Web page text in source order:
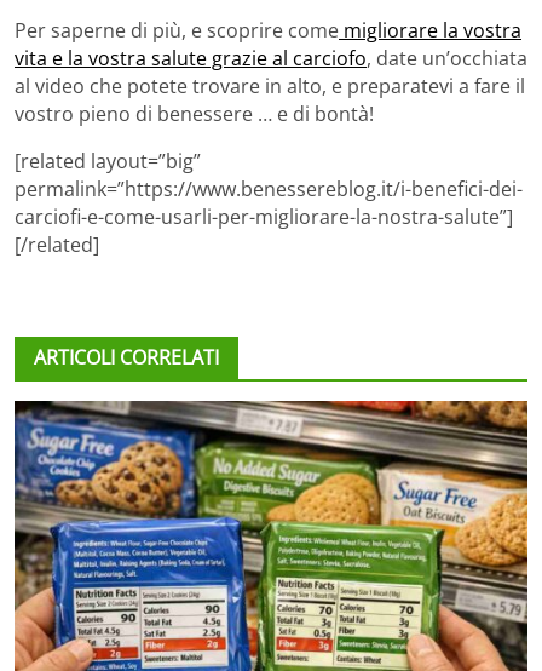
Per saperne di più, e scoprire come migliorare la vostra
vita e la vostra salute grazie al carciofo, date un’occhiata
al video che potete trovare in alto, e preparatevi a fare il
vostro pieno di benessere … e di bontà!
[related layout=”big”
permalink=”https://www.benessereblog.it/i-benefici-dei-
carciofi-e-come-usarli-per-migliorare-la-nostra-salute”]
[/related]
ARTICOLI CORRELATI